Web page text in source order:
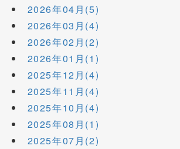
2026年04月(5)
2026年03月(4)
2026年02月(2)
2026年01月(1)
2025年12月(4)
2025年11月(4)
2025年10月(4)
2025年08月(1)
2025年07月(2)